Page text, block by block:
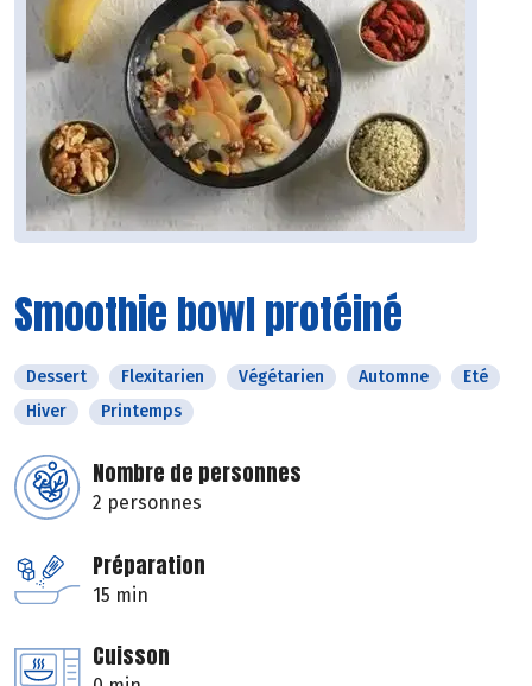
Smoothie bowl protéiné
Dessert Flexitarien Végétarien Automne
Eté
Hiver
Printemps
Nombre de personnes
2 personnes
Préparation
15 min
Cuisson